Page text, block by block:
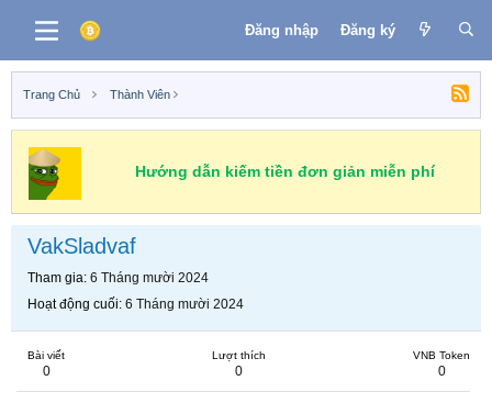
Đăng nhập Đăng ký
Trang Chủ Thành Viên
Hướng dẫn kiếm tiền đơn giản miễn phí
VakSladvaf
Tham gia 6 Tháng mười 2024
Hoạt động cuối 6 Tháng mười 2024
Bài viết
0
Lượt thích
0
VNB Token
0